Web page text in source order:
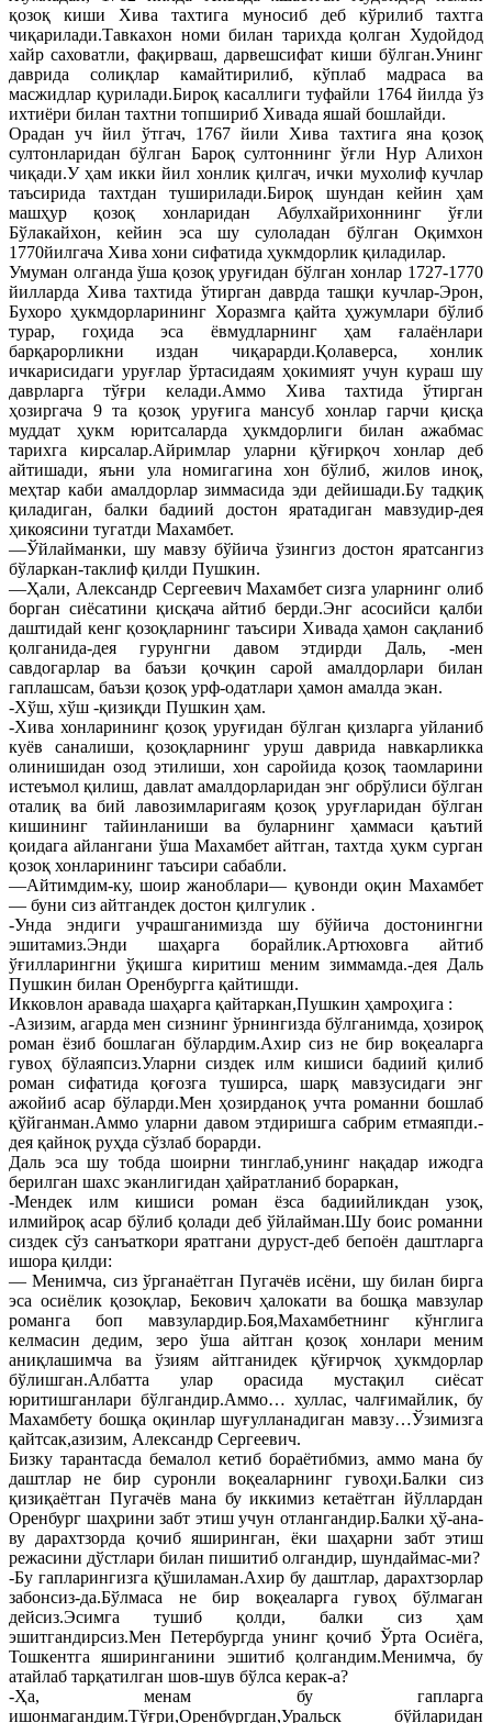
қозоқ киши Хива тахтига муносиб деб кўрилиб тахтга
чиқарилади.Тавкахон номи билан тарихда қолган Худойдод
хайр саховатли, фақирваш, дарвешсифат киши бўлган.Унинг
даврида солиқлар камайтирилиб, кўплаб мадраса ва
масжидлар қурилади.Бироқ касаллиги туфайли 1764 йилда ўз
ихтиёри билан тахтни топшириб Хивада яшай бошлайди.
Орадан уч йил ўтгач, 1767 йили Хива тахтига яна қозоқ
султонларидан бўлган Бароқ султоннинг ўғли Нур Алихон
чиқади.У ҳам икки йил хонлик қилгач, ички мухолиф кучлар
таъсирида тахтдан туширилади.Бироқ шундан кейин ҳам
машҳур қозоқ хонларидан Абулхайрихоннинг ўғли
Бўлакайхон, кейин эса шу сулоладан бўлган Оқимхон
1770йилгача Хива хони сифатида ҳукмдорлик қиладилар.
Умуман олганда ўша қозоқ уруғидан бўлган хонлар 1727-1770
йилларда Хива тахтида ўтирган даврда ташқи кучлар-Эрон,
Бухоро ҳукмдорларининг Хоразмга қайта ҳужумлари бўлиб
турар, гоҳида эса ёвмудларнинг ҳам ғалаёнлари
барқарорликни издан чиқарарди.Қолаверса, хонлик
ичкарисидаги уруғлар ўртасидаям ҳокимият учун кураш шу
даврларга тўғри келади.Аммо Хива тахтида ўтирган
ҳозиргача 9 та қозоқ уруғига мансуб хонлар гарчи қисқа
муддат ҳукм юритсаларда ҳукмдорлиги билан ажабмас
тарихга кирсалар.Айримлар уларни қўғирқоч хонлар деб
айтишади, яъни ула номигагина хон бўлиб, жилов иноқ,
меҳтар каби амалдорлар зиммасида эди дейишади.Бу тадқиқ
қиладиган, балки бадиий достон яратадиган мавзудир-дея
ҳикоясини тугатди Махамбет.
—Ўйлайманки, шу мавзу бўйича ўзингиз достон яратсангиз
бўларкан-таклиф қилди Пушкин.
—Ҳали, Александр Сергеевич Махамбет сизга уларнинг олиб
борган сиёсатини қисқача айтиб берди.Энг асосийси қалби
даштидай кенг қозоқларнинг таъсири Хивада ҳамон сақланиб
қолганида-дея гурунгни давом этдирди Даль, -мен
савдогарлар ва баъзи қочқин сарой амалдорлари билан
гаплашсам, баъзи қозоқ урф-одатлари ҳамон амалда экан.
-Хўш, хўш -қизиқди Пушкин ҳам.
-Хива хонларининг қозоқ уруғидан бўлган қизларга уйланиб
куёв саналиши, қозоқларнинг уруш даврида навкарликка
олинишидан озод этилиши, хон саройида қозоқ таомларини
истеъмол қилиш, давлат амалдорларидан энг обрўлиси бўлган
оталиқ ва бий лавозимларигаям қозоқ уруғларидан бўлган
кишининг тайинланиши ва буларнинг ҳаммаси қаътий
қоидага айлангани ўша Махамбет айтган, тахтда ҳукм сурган
қозоқ хонларининг таъсири сабабли.
—Айтимдим-ку, шоир жаноблари— қувонди оқин Махамбет
— буни сиз айтгандек достон қилгулик .
-Унда эндиги учрашганимизда шу бўйича достонингни
эшитамиз.Энди шаҳарга борайлик.Артюховга айтиб
ўғилларингни ўқишга киритиш меним зиммамда.-дея Даль
Пушкин билан Оренбургга қайтишди.
Икковлон аравада шаҳарга қайтаркан,Пушкин ҳамроҳига :
-Азизим, агарда мен сизнинг ўрнингизда бўлганимда, ҳозироқ
роман ёзиб бошлаган бўлардим.Ахир сиз не бир воқеаларга
гувоҳ бўлаяпсиз.Уларни сиздек илм кишиси бадиий қилиб
роман сифатида қоғозга туширса, шарқ мавзусидаги энг
ажойиб асар бўларди.Мен ҳозирданоқ учта романни бошлаб
қўйганман.Аммо уларни давом этдиришга сабрим етмаяпди.-
дея қайноқ руҳда сўзлаб борарди.
Даль эса шу тобда шоирни тинглаб,унинг нақадар ижодга
берилган шахс эканлигидан ҳайратланиб бораркан,
-Мендек илм кишиси роман ёзса бадиийликдан узоқ,
илмийроқ асар бўлиб қолади деб ўйлайман.Шу боис романни
сиздек сўз санъаткори яратгани дуруст-деб бепоён даштларга
ишора қилди:
— Менимча, сиз ўрганаётган Пугачёв исёни, шу билан бирга
эса осиёлик қозоқлар, Бекович ҳалокати ва бошқа мавзулар
романга боп мавзулардир.Боя,Махамбетнинг кўнглига
келмасин дедим, зеро ўша айтган қозоқ хонлари меним
аниқлашимча ва ўзиям айтганидек қўғирчоқ ҳукмдорлар
бўлишган.Албатта улар орасида мустақил сиёсат
юритишганлари бўлгандир.Аммо… хуллас, чалғимайлик, бу
Махамбету бошқа оқинлар шуғулланадиган мавзу…Ўзимизга
қайтсак,азизим, Александр Сергеевич.
Бизку тарантасда бемалол кетиб бораётибмиз, аммо мана бу
даштлар не бир суронли воқеаларнинг гувоҳи.Балки сиз
қизиқаётган Пугачёв мана бу иккимиз кетаётган йўллардан
Оренбург шаҳрини забт этиш учун отлангандир.Балки ҳў-ана-
ву дарахтзорда қочиб яширинган, ёки шаҳарни забт этиш
режасини дўстлари билан пишитиб олгандир, шундаймас-ми?
-Бу гапларингизга қўшиламан.Ахир бу даштлар, дарахтзорлар
забонсиз-да.Бўлмаса не бир воқеаларга гувоҳ бўлмаган
дейсиз.Эсимга тушиб қолди, балки сиз ҳам
эшитгандирсиз.Мен Петербургда унинг қочиб Ўрта Осиёга,
Тошкентга яширинганини эшитиб қолгандим.Менимча, бу
атайлаб тарқатилган шов-шув бўлса керак-а?
-Ҳа, менам бу гапларга
ишонмагандим.Тўғри,Оренбургдан,Уральск бўйларидан